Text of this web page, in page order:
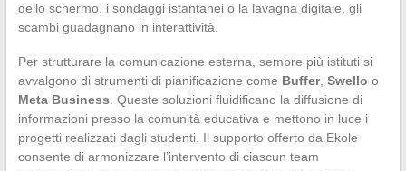
dello schermo, i sondaggi istantanei o la lavagna digitale, gli
scambi guadagnano in interattività.
Per strutturare la comunicazione esterna, sempre più istituti si
avvalgono di strumenti di pianificazione come Buffer, Swello o
Meta Business . Queste soluzioni fluidificano la diffusione di
informazioni presso la comunità educativa e mettono in luce i
progetti realizzati dagli studenti. Il supporto offerto da Ekole
consente di armonizzare l’intervento di ciascun team